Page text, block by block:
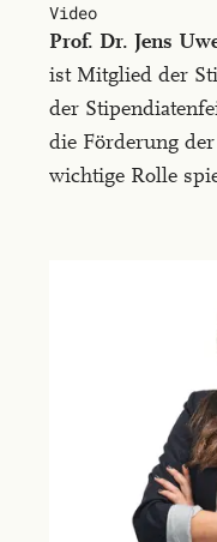
est
efficitur
id.
In
id
lacus
tellus.
Etiam
Prof. Dr. Jens
Video
ist Mitglied der
der
die Förderung
wichtige Rolle